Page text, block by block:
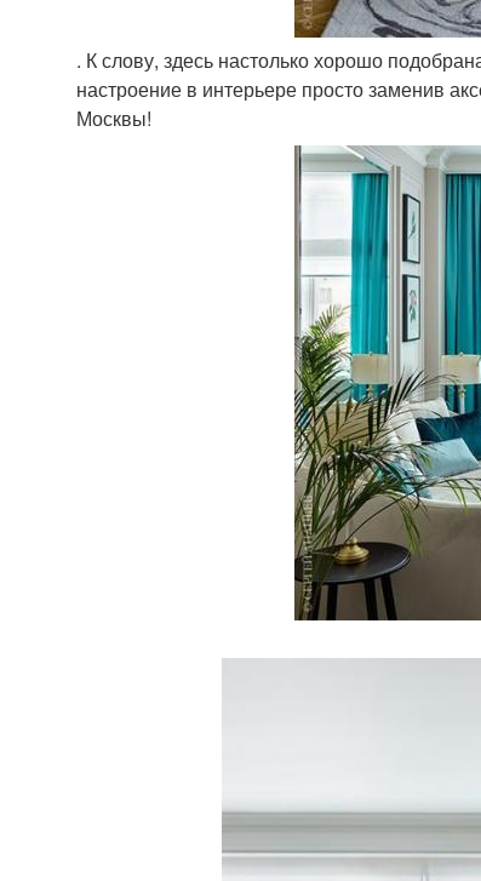
. К слову, здесь настолько хорошо
настроение в интерьере просто заменив
Москвы!